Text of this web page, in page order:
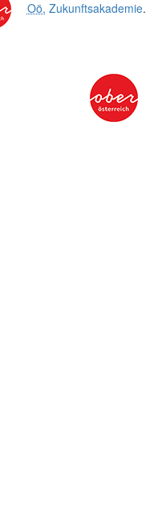
Oö. Zukunftsakademie.